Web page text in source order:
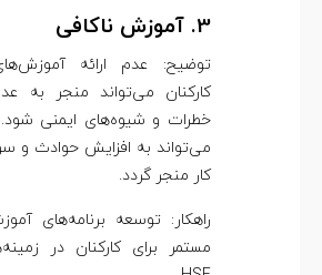
3. آموزش ناکافی
توضیح: عدم ارائه
کارکنان می‌تواند منجر به
خطرات و شیوه‌های ایمنی
می‌تواند به افزایش حوادث و
کار منجر گردد.
راهکار: توسعه برنامه‌های
مستمر برای کارکنان در